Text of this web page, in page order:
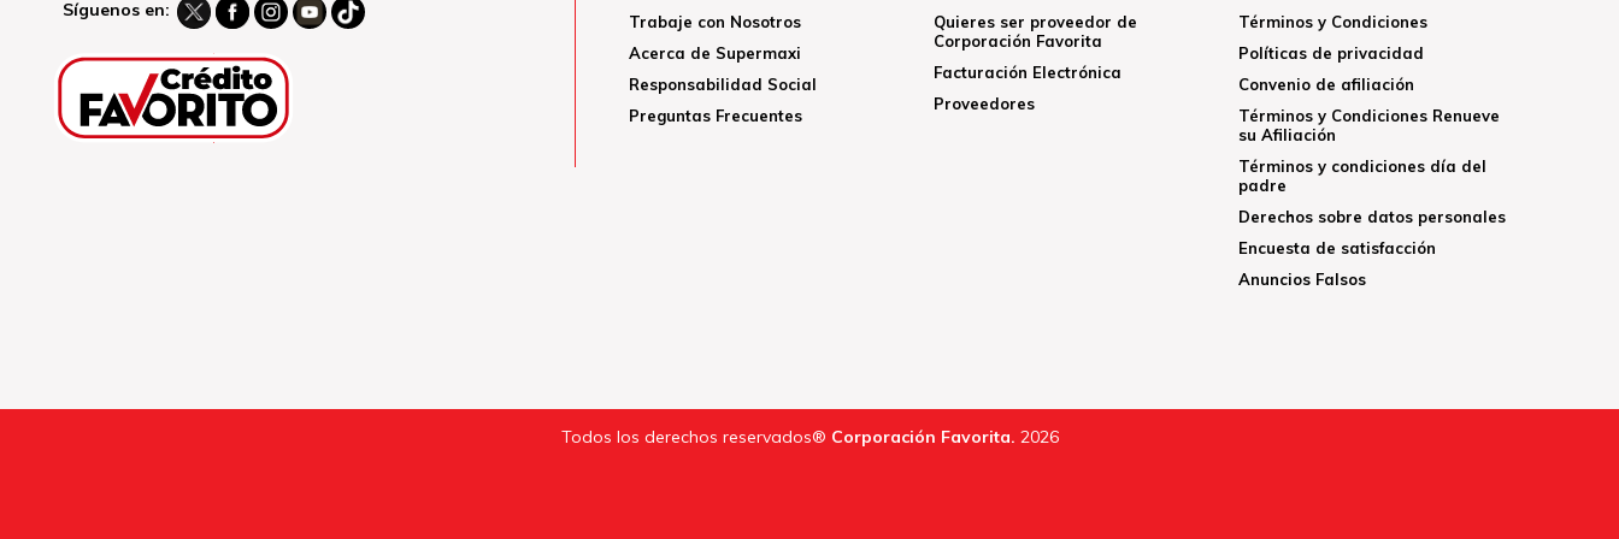
Síguenos en:
Trabaje con Nosotros
Acerca de Supermaxi
Responsabilidad Social
Preguntas Frecuentes
Quieres ser proveedor de
Corporación Favorita
Facturación Electrónica
Proveedores
Términos y Condiciones
Políticas de privacidad
Convenio de afiliación
Términos y Condiciones Renueve
su Afiliación
Términos y condiciones día del
padre
Derechos sobre datos personales
Encuesta de satisfacción
Anuncios Falsos
Todos los derechos reservados® Corporación Favorita. 2026